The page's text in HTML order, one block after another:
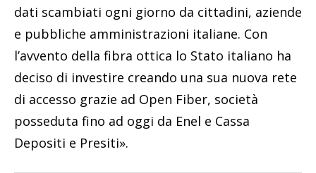
dati scambiati ogni giorno da cittadini, aziende
e pubbliche amministrazioni italiane. Con
l’avvento della fibra ottica lo Stato italiano ha
deciso di investire creando una sua nuova rete
di accesso grazie ad Open Fiber, società
posseduta fino ad oggi da Enel e Cassa
Depositi e Presiti».